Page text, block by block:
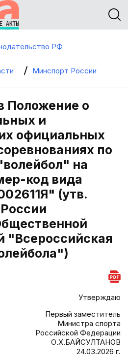
РФ
Минспорт России
Положение о
и
официальных
по
на
код вида
(утв.
"Всероссийская
Утверждаю
Первый заместитель
Министра спорта
Российской Федерации
О.Х.БАЙСУЛТАНОВ
24.03.2026 г.